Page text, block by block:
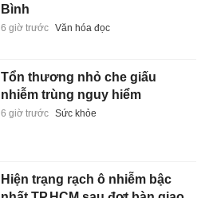
Bình
6 giờ trước Văn hóa đọc
Tổn thương nhỏ che giấu
nhiễm trùng nguy hiểm
6 giờ trước Sức khỏe
Hiện trạng rạch ô nhiễm bậc